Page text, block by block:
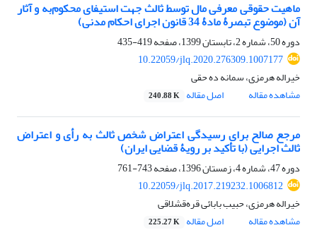
ماهیت حقوقی معرفی مال توسط ثالث جهت استیفای محکوم‌به و آثار
آن (موضوع تبصرۀ مادۀ 34 قانون اجرای احکام مدنی)
دوره 50، شماره 2، تابستان 1399، صفحه
419-435
10.22059/jlq.2020.276309.1007177
خیراله هرمزی، سمانه ده حقی
مشاهده مقاله
اصل مقاله 240.88 K
مرجع صالح برای رسیدگی اعتراض شخص ثالث به رأی و اعتراض
ثالث اجرایی (با تأکید بر رویۀ قضایی ایران)
دوره 47، شماره 4، زمستان 1396، صفحه
743-761
10.22059/jlq.2017.219232.1006812
خیراله هرمزی، حبیب بابائی قره‌قشلاقی
مشاهده مقاله
اصل مقاله 225.27 K